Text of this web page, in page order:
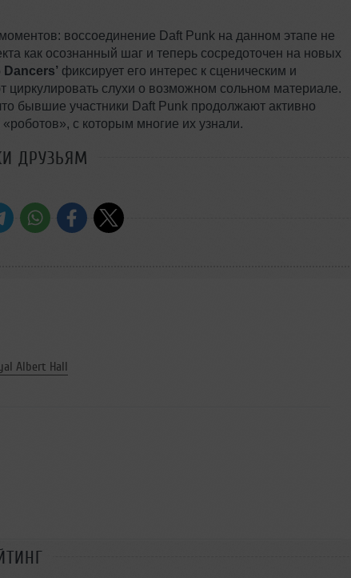
воссоединение Daft Punk на данном этапе не
как осознанный шаг и теперь сосредоточен на новых
фиксирует его интерес к сценическим и
слухи о возможном сольном материале.
бывшие участники Daft Punk продолжают активно
с которым многие их узнали.
ДРУЗЬЯМ
Albert Hall